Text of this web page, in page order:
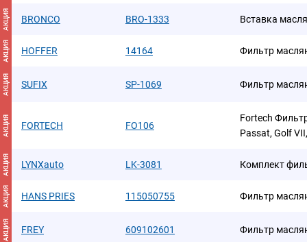
АКЦИЯ BRONCO BRO-1333 Вставка
АКЦИЯ HOFFER 14164 Фильтр
АКЦИЯ SUFIX SP-1069 Фильтр
АКЦИЯ FORTECH FO106
Fortech
Passat, Golf
АКЦИЯ LYNXauto LK-3081 Комплект
АКЦИЯ HANS PRIES 115050755 Фильтр
АКЦИЯ FREY 609102601 Фильтр